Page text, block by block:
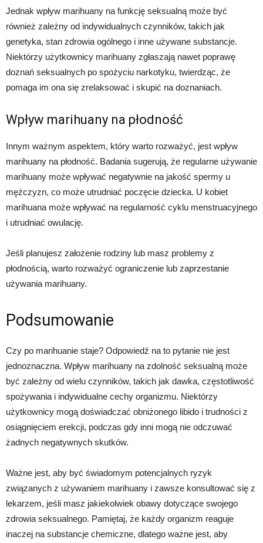
Jednak wpływ marihuany na funkcję seksualną może być
również zależny od indywidualnych czynników, takich jak
genetyka, stan zdrowia ogólnego i inne używane substancje.
Niektórzy użytkownicy marihuany zgłaszają nawet poprawę
doznań seksualnych po spożyciu narkotyku, twierdząc, że
pomaga im ona się zrelaksować i skupić na doznaniach.
Wpływ marihuany na płodność
Innym ważnym aspektem, który warto rozważyć, jest wpływ
marihuany na płodność. Badania sugerują, że regularne używanie
marihuany może wpływać negatywnie na jakość spermy u
mężczyzn, co może utrudniać poczęcie dziecka. U kobiet
marihuana może wpływać na regularność cyklu menstruacyjnego
i utrudniać owulację.
Jeśli planujesz założenie rodziny lub masz problemy z
płodnością, warto rozważyć ograniczenie lub zaprzestanie
używania marihuany.
Podsumowanie
Czy po marihuanie staje? Odpowiedź na to pytanie nie jest
jednoznaczna. Wpływ marihuany na zdolność seksualną może
być zależny od wielu czynników, takich jak dawka, częstotliwość
spożywania i indywidualne cechy organizmu. Niektórzy
użytkownicy mogą doświadczać obniżonego libido i trudności z
osiągnięciem erekcji, podczas gdy inni mogą nie odczuwać
żadnych negatywnych skutków.
Ważne jest, aby być świadomym potencjalnych ryzyk
związanych z używaniem marihuany i zawsze konsultować się z
lekarzem, jeśli masz jakiekolwiek obawy dotyczące swojego
zdrowia seksualnego. Pamiętaj, że każdy organizm reaguje
inaczej na substancje chemiczne, dlatego ważne jest, aby